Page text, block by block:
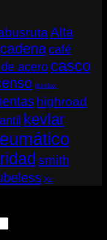
Alta
cadenacafé
acero casco
durolux
highroad
kevlar
smith
Xc